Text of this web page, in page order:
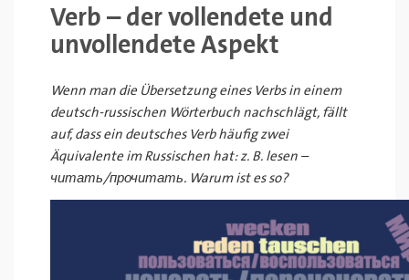
Verb – der vollendete und
unvollendete Aspekt
Wenn man die Übersetzung eines Verbs in einem
deutsch-russischen Wörterbuch nachschlägt, fällt
auf, dass ein deutsches Verb häufig zwei
Äquivalente im Russischen hat: z. B. lesen –
читать/прочитать. Warum ist es so?